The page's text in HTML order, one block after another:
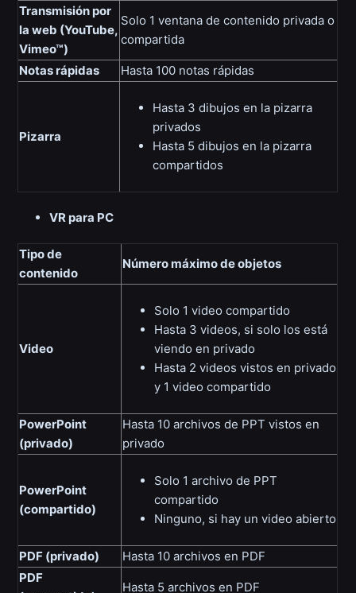
Transmisión por
la web (YouTube,
Vimeo™)
Solo 1 ventana de contenido privada o
compartida
Notas rápidas Hasta 100 notas rápidas
Pizarra
Hasta 3 dibujos en la pizarra
privados
Hasta 5 dibujos en la pizarra
compartidos
VR para PC
Tipo de
contenido
Número máximo de objetos
Video
Solo 1 video compartido
Hasta 3 videos, si solo los está
viendo en privado
Hasta 2 videos vistos en privado
y 1 video compartido
PowerPoint
(privado)
Hasta 10 archivos de PPT vistos en
privado
PowerPoint
(compartido)
Solo 1 archivo de PPT
compartido
Ninguno, si hay un video abierto
PDF (privado)
Hasta 10 archivos en PDF
PDF
Hasta 5 archivos en PDF